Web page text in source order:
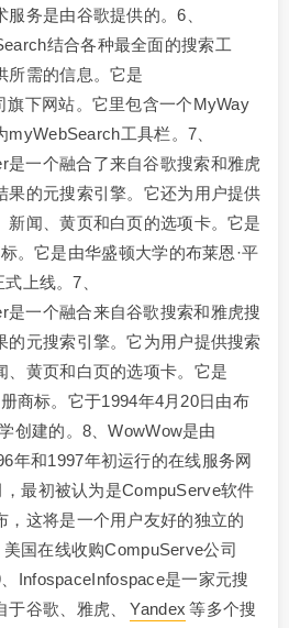
务是由谷歌提供的。6、
结合各种最全面的搜索工
所需的信息。它是
旗下网站。它里包含一个MyWay
工具栏。7、
是一个融合了来自谷歌搜索和雅虎
果的元搜索引擎。它还为用户提供
新闻、黄页和白页的选项卡。它是
。它是由华盛顿大学的布莱恩·平
上线。7、
是一个融合来自谷歌搜索和雅虎搜
的元搜索引擎。它为用户提供搜索
、黄页和白页的选项卡。它是
商标。它于1994年4月20日由布
创建的。8、WowWow是由
年和1997年初运行的在线服务网
最初被认为是CompuServe软件
，这将是一个用户友好的独立的
美国在线收购CompuServe公司
InfospaceInfospace是一家元搜
谷歌、雅虎、
Yandex 等多个搜